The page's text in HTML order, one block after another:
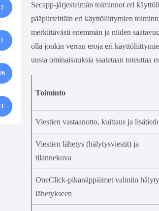
2
1
3
Secapp-järjestelmän toiminnot eri
pääpiirteittäin eri käyttöliittymien
merkittävästi enemmän ja niiden
olla jonkin verran eroja eri
uusia ominaisuuksia saatetaan
Toiminto
Viestien vastaanotto, kuittaus ja
Viestien lähetys (hälytysviestit) ja
tilannekuva
OneClick-pikanäppäimet valmiin
lähetykseen